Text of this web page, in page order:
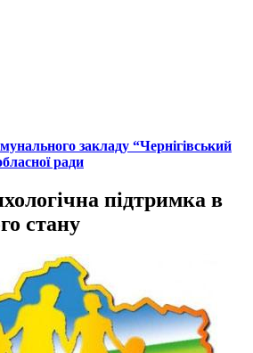
закладу “Чернігівський
ради
підтримка в
стану